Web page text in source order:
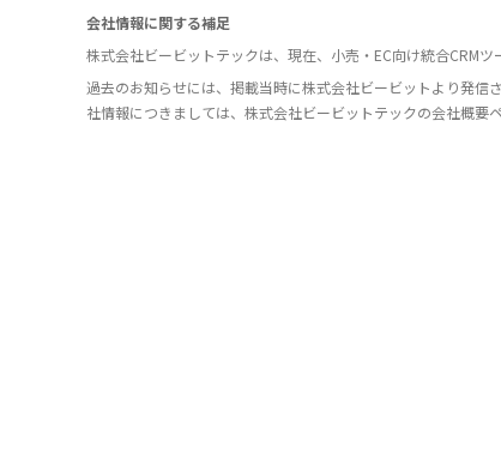
会社情報に関する補足
株式会社ビービットテックは、現在、小売・EC向け統合CRM
過去のお知らせには、掲載当時に株式会社ビービットより発
社情報につきましては、株式会社ビービットテックの会社概要